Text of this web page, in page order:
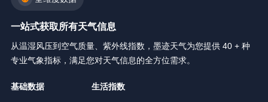
一站式获取所有天气信息
从温湿风压到空气质量、紫外线指数，墨迹天气为您提供 40 + 种
专业气象指标，满足您对天气信息的全方位需求。
基础数据 生活指数